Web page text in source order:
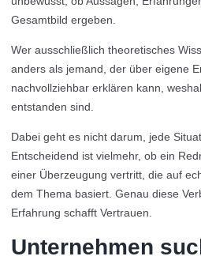
Gesamtbild ergeben.
Wer ausschließlich theoretisches
anders als jemand, der über eigene
nachvollziehbar erklären kann,
entstanden sind.
Dabei geht es nicht darum, jede
Entscheidend ist vielmehr, ob ein
einer Überzeugung vertritt, die auf
dem Thema basiert. Genau diese
Erfahrung schafft Vertrauen.
Unternehmen